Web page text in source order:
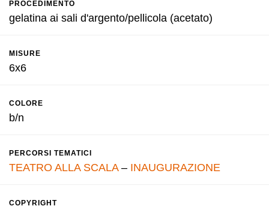
PROCEDIMENTO
gelatina ai sali d'argento/pellicola (acetato)
MISURE
6x6
COLORE
b/n
PERCORSI TEMATICI
TEATRO ALLA SCALA– INAUGURAZIONE
COPYRIGHT